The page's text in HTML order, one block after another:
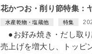
花かつお・削り節特集
水産乾物・塩蔵他 特集
●お好み焼き・だし取
売上げを増大し、トッピ